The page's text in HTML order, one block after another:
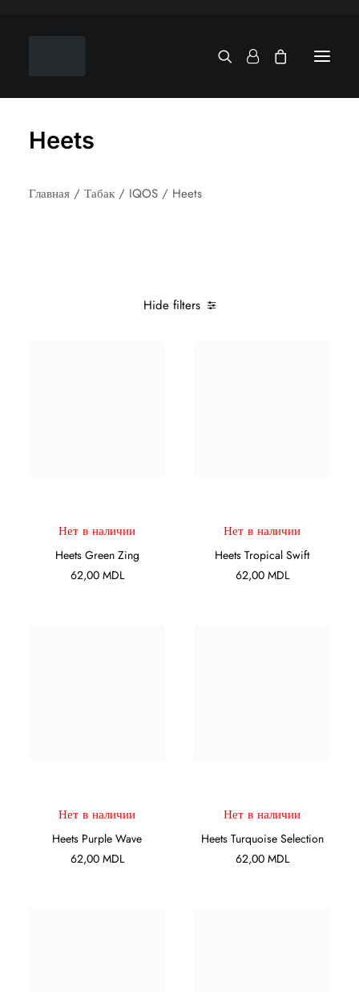
Heets
Главная Табак IQOS Heets
Hide filters
Нет в наличии
Heets Green Zing
62,00 MDL
Нет в наличии
Heets Tropical Swift
62,00 MDL
Нет в наличии
Heets Purple Wave
62,00 MDL
Нет в наличии
Heets Turquoise Selection
62,00 MDL